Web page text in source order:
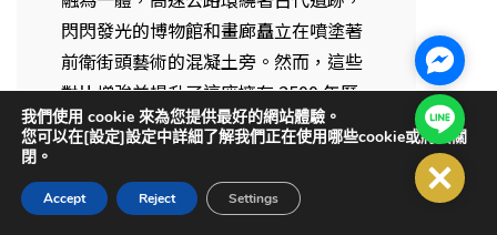
閃閃發光的博物館和畫廊矗立在噴塗著
前衛街頭藝術的混凝土旁。然而，這些
對比增強並提升了這座擁有 2500 年歷
史的城市的奇蹟，它對哲學、戲劇和民
主的傑出貢獻是其全球遺產之一。比雷
埃夫斯的巨型港口和海軍基地歡迎您來
到雅典市區的邊緣。從那裡到市中心只
我們使用 cookie 來為您提供最好的網站體驗。
您可以在[設定]設定中詳細了解我們正在使用哪些cookie或將其關
閉。
Accept Reject Settings
Line@
Close